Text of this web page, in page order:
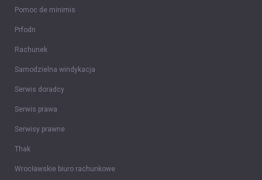
Pomoc de minimis
Prfodn
Rachunek
Samodzielna windykacja
Serwis doradcy
Serwis prawa
Serwisy prawne
Thak
Wrocławskie biuro rachunkowe